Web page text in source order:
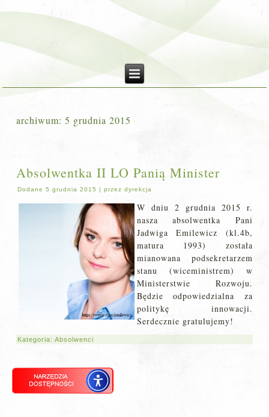
archiwum:5 grudnia 2015
Absolwentka II LO Panią Minister
Dodane 5 grudnia 2015 |przez dyrekcja
W dniu 2 grudnia 2015 r.
nasza absolwentka Pani
Jadwiga Emilewicz (kl.4b,
matura 1993) została
mianowana podsekretarzem
stanu (wiceministrem) w
Ministerstwie Rozwoju.
Będzie odpowiedzialna za
politykę innowacji.
Serdecznie gratulujemy!
Kategoria:Absolwenci